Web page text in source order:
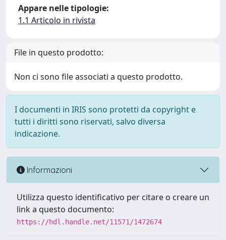
Appare nelle tipologie:
1.1 Articolo in rivista
File in questo prodotto:
Non ci sono file associati a questo prodotto.
I documenti in IRIS sono protetti da copyright e
tutti i diritti sono riservati, salvo diversa
indicazione.
Informazioni
Utilizza questo identificativo per citare o creare un
link a questo documento:
https://hdl.handle.net/11571/1472674